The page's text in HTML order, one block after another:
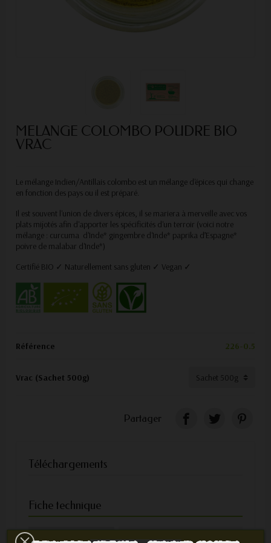
MELANGE COLOMBO POUDRE BIO
VRAC
Le mélange Indien/Antillais colombo est un mélange d'épices qui change
en fonction des pays ou il est préparé.
Il est souvent l'union de divers épices, il se mariera à merveille avec vos
plats mijotés afin d'apporter les spécificités d'un terroir (voici notre
mélange : curcuma d'Inde* gingembre d'Inde* paprika d’Espagne*
poivre de malabar d'Inde*)
Certifié BIO ✓ Naturellement sans gluten ✓ Vegan ✓
Référence 226-0.5
Vrac (Sachet 500g)
Partager
Téléchargements
Fiche technique
Ingrédients
curcuma*gingembre*paprika*poi